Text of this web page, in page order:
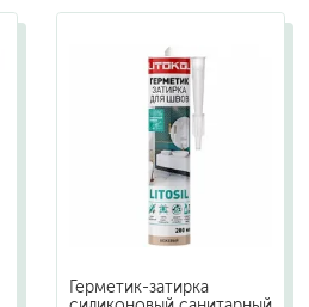
Герметик-затирка